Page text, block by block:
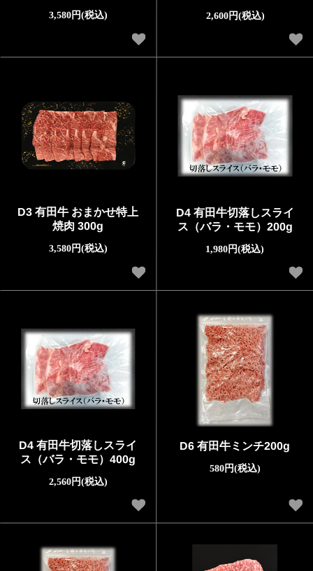
3,580円(税込) 2,600円(税込)
D3 有田牛 おまかせ特上
焼肉 300g
3,580円(税込)
D4 有田牛切落しスライ
ス（バラ・モモ）200g
1,980円(税込)
D4 有田牛切落しスライ
ス（バラ・モモ）400g
2,560円(税込)
D6 有田牛ミンチ200g
580円(税込)